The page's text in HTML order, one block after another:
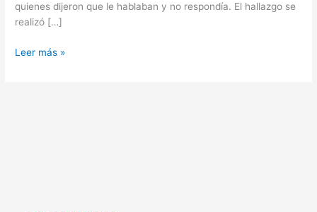
quienes dijeron que le hablaban y no respondía. El hallazgo se
realizó […]
Leer más »